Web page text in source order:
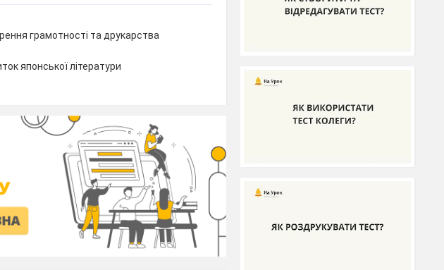
грамотності та друкарства
японської літератури